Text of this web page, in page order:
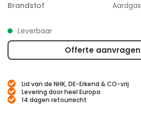
Brandstof
Aardgas
Leverbaar
Offerte aanvragen
Lid van de NHK, DE-Erkend & CO-vrij
Levering door heel Europa
14 dagen retourrecht